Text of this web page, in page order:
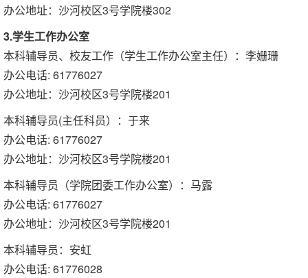
办公地址：沙河校区3号学院楼302
3.学生工作办公室
本科辅导员、校友工作（学生工作办公室主任）：李姗珊
办公电话: 61776027
办公地址：沙河校区3号学院楼201
本科辅导员(主任科员）：于来
办公电话: 61776027
办公地址：沙河校区3号学院楼201
本科辅导员（学院团委工作办公室）：马露
办公电话: 61776027
办公地址：沙河校区3号学院楼201
本科辅导员：安虹
办公电话: 61776028